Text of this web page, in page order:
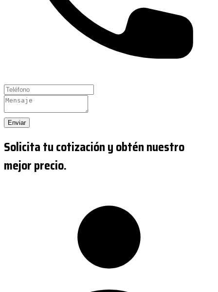
Enviar
Solicita tu cotización y obtén nuestro
mejor precio.